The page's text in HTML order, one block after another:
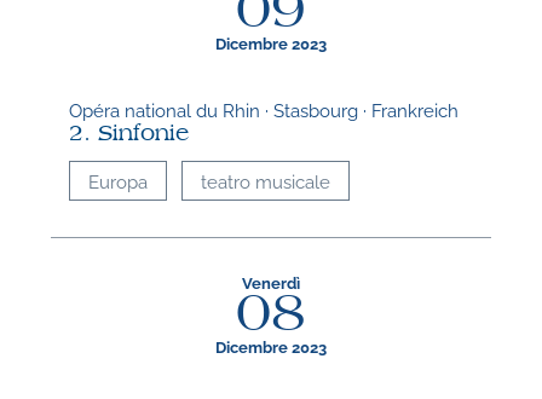
09
Dicembre 2023
Opéra national du Rhin · Stasbourg · Frankreich
2. Sinfonie
Europa teatro musicale
Venerdì
08
Dicembre 2023